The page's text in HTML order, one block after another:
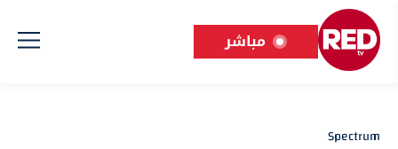
مباشر
Spectrum